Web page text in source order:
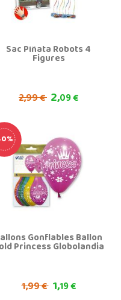
Sac Piñata Robots 4
Figures
2,99 € 2,09 €
Gonflables Ballon
Princess Globolandia
1,99 € 1,19 €